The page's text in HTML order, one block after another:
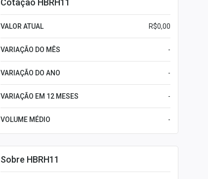
Cotação HBRH11
VALOR ATUAL R$0,00
VARIAÇÃO DO MÊS -
VARIAÇÃO DO ANO -
VARIAÇÃO EM 12 MESES -
VOLUME MÉDIO -
Sobre HBRH11
Leia mais